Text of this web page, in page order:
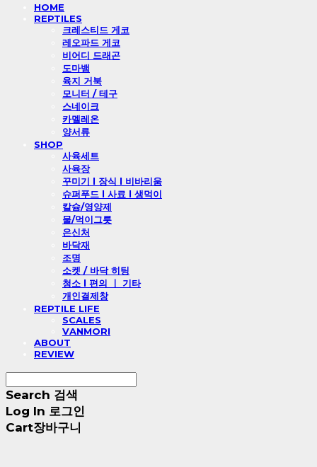
HOME
REPTILES
크레스티드 게코
레오파드 게코
비어디 드래곤
도마뱀
육지 거북
모니터 / 테구
스네이크
카멜레온
양서류
SHOP
사육세트
사육장
꾸미기 l 장식 l 비바리움
슈퍼푸드 l 사료 l 생먹이
칼슘/영양제
물/먹이그릇
은신처
바닥재
조명
소켓 / 바닥 히팅
청소 l 편의 ㅣ 기타
개인결제창
REPTILE LIFE
SCALES
VANMORI
ABOUT
REVIEW
Search 검색
Log In 로그인
Cart장바구니